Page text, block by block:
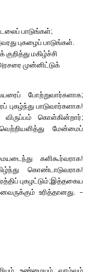
பாடுங்கள்;
புகழைப் பாடுங்கள்.
மகிழ்ச்சி
முன்னிட்டுக்
போற்றுவார்களாக;
பாடுவார்களாக!
கொள்கின்றார்;
மேன்மைப்
களிகூர்வராக!
கொண்டாடுவராக!
புகழட்டும்;இத்தகைய
உரித்தானது. –